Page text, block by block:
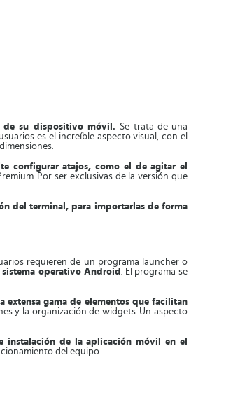
de su dispositivo móvil. Se trata de una
es el increíble aspecto visual, con el
configurar atajos, como el de agitar el
Por ser exclusivas de la versión que
del terminal, para importarlas de forma
requieren de un programa launcher o
operativo Android. El programa se
extensa gama de elementos que facilitan
y la organización de widgets. Un aspecto
instalación de la aplicación móvil en el
del equipo.